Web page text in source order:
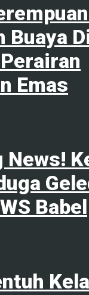
Buaya
Emas
News!
Babel